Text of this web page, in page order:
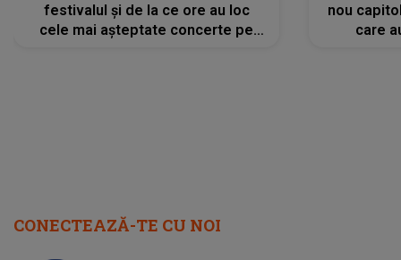
festivalul și de la ce ore au loc
cele mai așteptate concerte pe
nou
care
CONECTEAZĂ-TE CU NOI